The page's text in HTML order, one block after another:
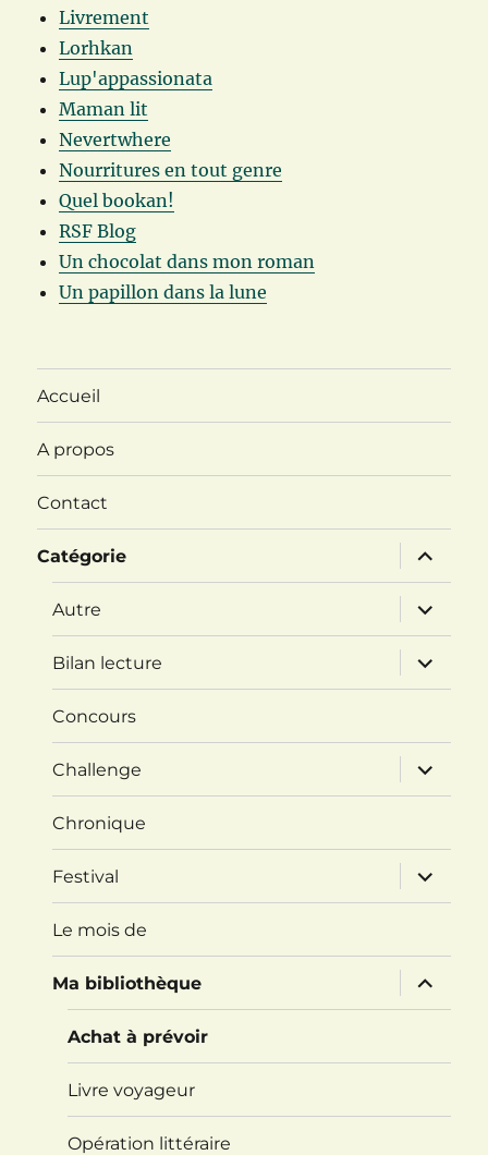
Livrement
Lorhkan
Lup'appassionata
Maman lit
Nevertwhere
Nourritures en tout genre
Quel bookan!
RSF Blog
Un chocolat dans mon roman
Un papillon dans la lune
Accueil
A propos
Contact
Catégorie
ouvrir
le
sous-
menu
Autre
ouvrir
le
sous-
menu
Bilan lecture
ouvrir
le
sous-
Concours
Challenge
ouvrir
le
sous-
Chronique
Festival
ouvrir
le
sous-
Le mois de
Ma bibliothèque
ouvrir
le
sous-
Achat à prévoir
Livre voyageur
Opération littéraire